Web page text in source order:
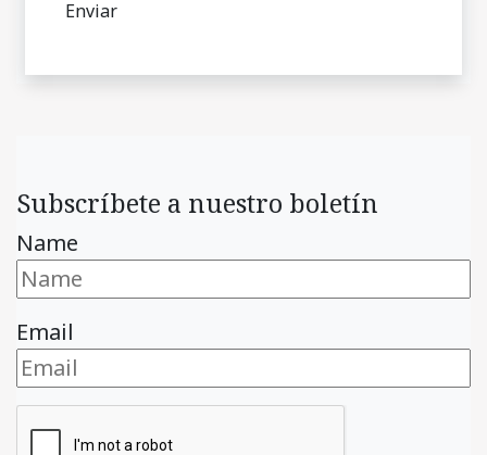
Subscríbete a nuestro boletín
Name
Email